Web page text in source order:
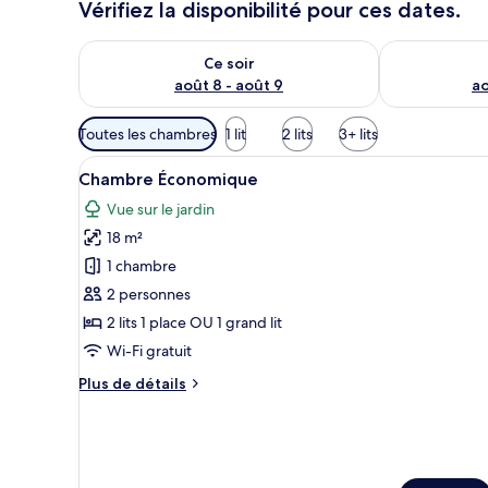
Vérifiez la disponibilité pour ces dates.
Ce soir
août 8 - août 9
Vérifier la disponibilité pour ce soir août 8 - août 9
Vérifier la
Filtres
disponibles
pour
les
chambres
Toutes les chambres 1 lit 2 lits 3+ lits
Afficher
toutes
les
photos
pour
ce
type
de
chambre :
Chambre
Une chambre à coucher
4
Chambre Économique
Vue sur le jardin
18 m²
1 chambre
2 personnes
2 lits 1 place OU 1 grand lit
Wi-Fi gratuit
Plus de détails
Plus